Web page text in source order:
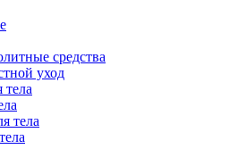
средства
уход
тела